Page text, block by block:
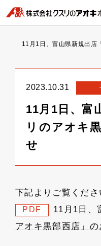
11月1日、富山県新規出店
2023.10.31
11月1日、富
リのアオキ
せ
下記よりご覧くださ
PDF
11月1日、
アオキ黒部西店」の